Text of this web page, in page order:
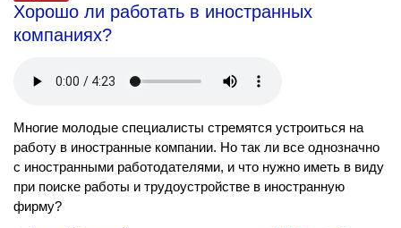
Хорошо ли работать в иностранных
компаниях?
Многие молодые специалисты стремятся устроиться на
работу в иностранные компании. Но так ли все однозначно
с иностранными работодателями, и что нужно иметь в виду
при поиске работы и трудоустройстве в иностранную
фирму?